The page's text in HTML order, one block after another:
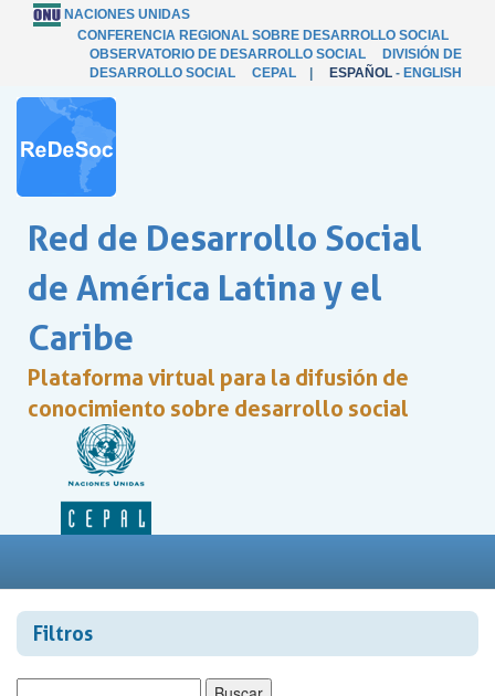
NACIONES UNIDAS
CONFERENCIA REGIONAL SOBRE DESARROLLO SOCIAL
OBSERVATORIO DE DESARROLLO SOCIAL
DIVISIÓN DE
DESARROLLO SOCIAL
CEPAL ESPAÑOL - ENGLISH
Red de Desarrollo Social
de América Latina y el
Caribe
Plataforma virtual para la difusión de
conocimiento sobre desarrollo social
Filtros